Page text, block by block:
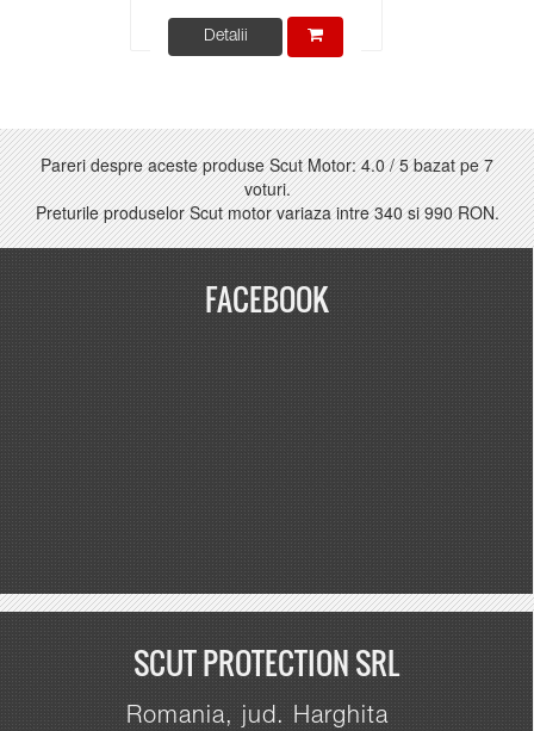
Detalii
Pareri despre aceste produse Scut Motor: 4.0/5bazat pe7
voturi.
Preturile produselor Scut motor variaza intre340si990 RON.
FACEBOOK
SCUT PROTECTION SRL
Romania, jud. Harghita